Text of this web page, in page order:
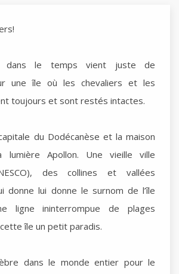
dans le temps vient juste de
une île où les chevaliers et les
toujours et sont restés intactes.
du Dodécanèse et la maison
Apollon. Une vieille ville
des collines et vallées
donne lui donne le surnom de l’île
ligne ininterrompue de plages
île un petit paradis.
dans le monde entier pour le